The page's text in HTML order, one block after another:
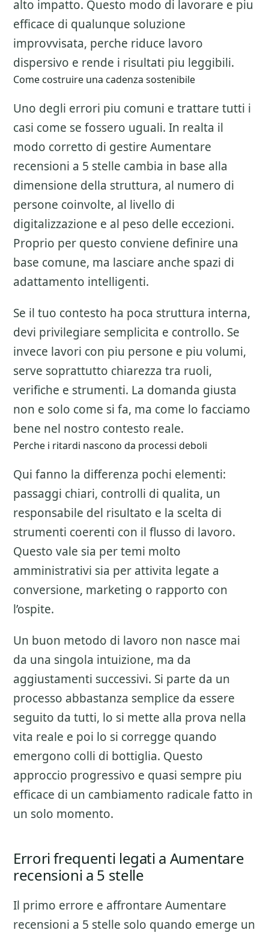
alto impatto. Questo modo di lavorare e piu
efficace di qualunque soluzione
improvvisata, perche riduce lavoro
dispersivo e rende i risultati piu leggibili.
Come costruire una cadenza sostenibile
Uno degli errori piu comuni e trattare tutti i
casi come se fossero uguali. In realta il
modo corretto di gestire Aumentare
recensioni a 5 stelle cambia in base alla
dimensione della struttura, al numero di
persone coinvolte, al livello di
digitalizzazione e al peso delle eccezioni.
Proprio per questo conviene definire una
base comune, ma lasciare anche spazi di
adattamento intelligenti.
Se il tuo contesto ha poca struttura interna,
devi privilegiare semplicita e controllo. Se
invece lavori con piu persone e piu volumi,
serve soprattutto chiarezza tra ruoli,
verifiche e strumenti. La domanda giusta
non e solo come si fa, ma come lo facciamo
bene nel nostro contesto reale.
Perche i ritardi nascono da processi deboli
Qui fanno la differenza pochi elementi:
passaggi chiari, controlli di qualita, un
responsabile del risultato e la scelta di
strumenti coerenti con il flusso di lavoro.
Questo vale sia per temi molto
amministrativi sia per attivita legate a
conversione, marketing o rapporto con
l’ospite.
Un buon metodo di lavoro non nasce mai
da una singola intuizione, ma da
aggiustamenti successivi. Si parte da un
processo abbastanza semplice da essere
seguito da tutti, lo si mette alla prova nella
vita reale e poi lo si corregge quando
emergono colli di bottiglia. Questo
approccio progressivo e quasi sempre piu
efficace di un cambiamento radicale fatto in
un solo momento.
Errori frequenti legati a Aumentare
recensioni a 5 stelle
Il primo errore e affrontare Aumentare
recensioni a 5 stelle solo quando emerge un